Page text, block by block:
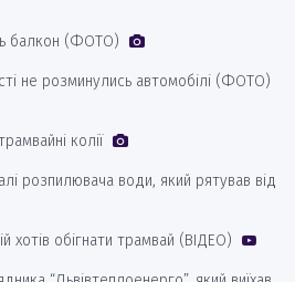
балкон (ФОТО)
не розминулись автомобілі (ФОТО)
колії
розпилювача води, який рятував від
хотів обігнати трамвай (ВІДЕО)